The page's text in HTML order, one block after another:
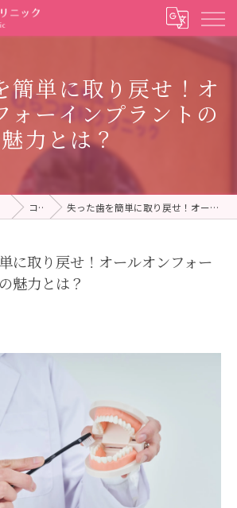
簡単に取り戻せ！オ
ォーインプラントの
魅力とは？
コラム 失った歯を簡単に取り戻せ！オールオンフォーインプラントの魅力とは？
に取り戻せ！オールオンフォー
魅力とは？